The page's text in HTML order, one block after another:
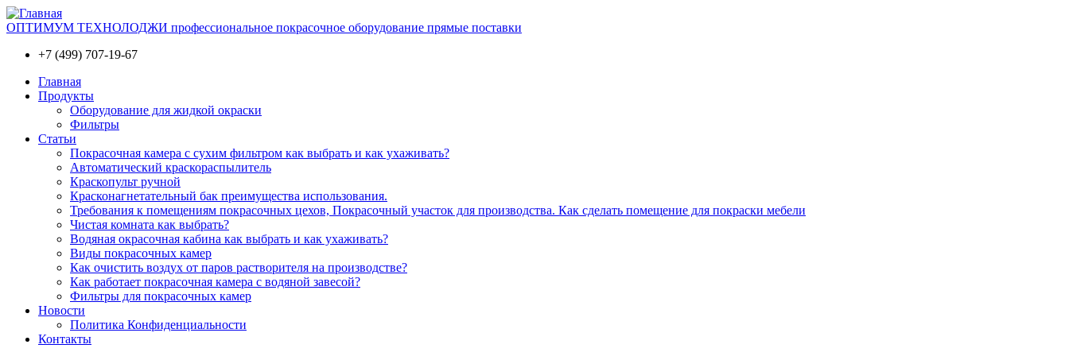
ОПТИМУМ ТЕХНОЛОДЖИ профессиональное покрасочное оборудование прямые поставки
+7 (499) 707-19-67
Главная
Продукты
Оборудование для жидкой окраски
Фильтры
Статьи
Покрасочная камера с сухим фильтром как выбрать и как ухаживать?
Автоматический краскораспылитель
Краскопульт ручной
Красконагнетательный бак преимущества использования.
Требования к помещениям покрасочных цехов, Покрасочный участок для производства. Как сделать помещение для покраски мебели
Чистая комната как выбрать?
Водяная окрасочная кабина как выбрать и как ухаживать?
Виды покрасочных камер
Как очистить воздух от паров растворителя на производстве?
Как работает покрасочная камера с водяной завесой?
Фильтры для покрасочных камер
Новости
Политика Конфиденциальности
Контакты